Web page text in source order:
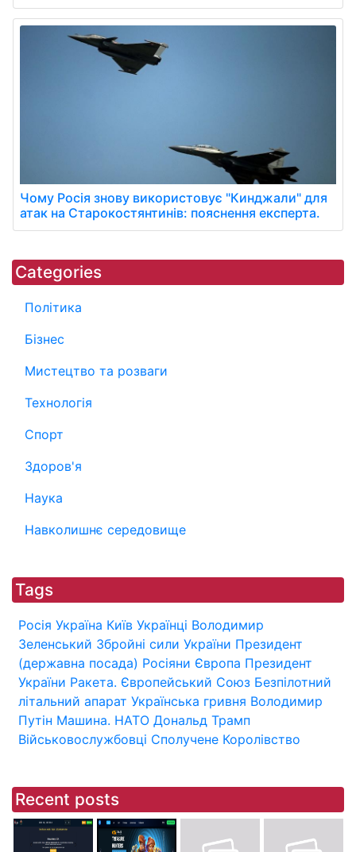
Чому Росія знову використовує "Кинджали" для
атак на Старокостянтинів: пояснення експерта.
Categories
Політика
Бізнес
Мистецтво та розваги
Технологія
Спорт
Здоров'я
Наука
Навколишнє середовище
Tags
Росія Україна Київ Українці Володимир
Зеленський Збройні сили України Президент
(державна посада) Росіяни Європа Президент
України Ракета. Європейський Союз Безпілотний
літальний апарат Українська гривня Володимир
Путін Машина. НАТО Дональд Трамп
Військовослужбовці Сполучене Королівство
Recent posts